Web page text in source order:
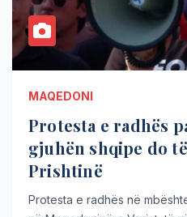
MAQEDONI
Protesta e radhës
gjuhën shqipe do
Prishtinë
Protesta e radhës në